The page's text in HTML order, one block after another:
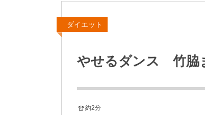
ダイエット
やせるダンス 竹脇
約2分